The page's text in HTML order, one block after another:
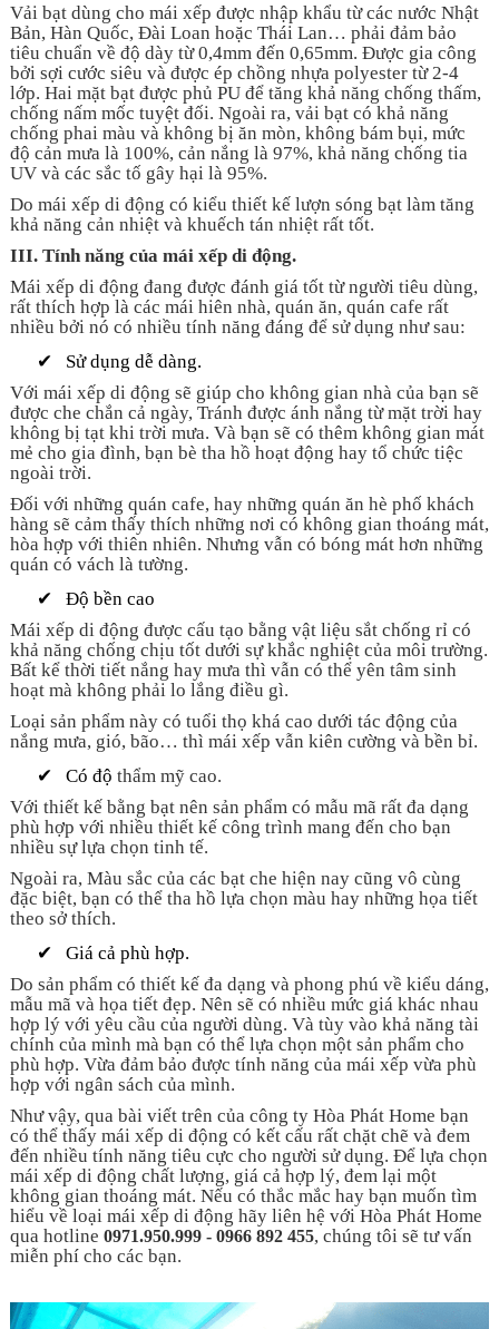
Vải bạt dùng cho mái xếp được nhập khẩu từ các nước Nhật
Bản, Hàn Quốc, Đài Loan hoặc Thái Lan… phải đảm bảo
tiêu chuẩn về độ dày từ 0,4mm đến 0,65mm. Được gia công
bởi sợi cước siêu và được ép chồng nhựa polyester từ 2-4
lớp. Hai mặt bạt được phủ PU để tăng khả năng chống thấm,
chống nấm mốc tuyệt đối. Ngoài ra, vải bạt có khả năng
chống phai màu và không bị ăn mòn, không bám bụi, mức
độ cản mưa là 100%, cản nắng là 97%, khả năng chống tia
UV và các sắc tố gây hại là 95%.
Do mái xếp di động có kiểu thiết kế lượn sóng bạt làm tăng
khả năng cản nhiệt và khuếch tán nhiệt rất tốt.
III. Tính năng của mái xếp di động.
Mái xếp di động đang được đánh giá tốt từ người tiêu dùng,
rất thích hợp là các mái hiên nhà, quán ăn, quán cafe rất
nhiều bởi nó có nhiều tính năng đáng để sử dụng như sau:
✔
Sử dụng dễ dàng.
Với mái xếp di động sẽ giúp cho không gian nhà của bạn sẽ
được che chắn cả ngày, Tránh được ánh nắng từ mặt trời hay
không bị tạt khi trời mưa. Và bạn sẽ có thêm không gian mát
mẻ cho gia đình, bạn bè tha hồ hoạt động hay tổ chức tiệc
ngoài trời.
Đối với những quán cafe, hay những quán ăn hè phố khách
hàng sẽ cảm thấy thích những nơi có không gian thoáng mát,
hòa hợp với thiên nhiên. Nhưng vẫn có bóng mát hơn những
quán có vách là tường.
✔
Độ bền cao
Mái xếp di động được cấu tạo bằng vật liệu sắt chống rỉ có
khả năng chống chịu tốt dưới sự khắc nghiệt của môi trường.
Bất kể thời tiết nắng hay mưa thì vẫn có thể yên tâm sinh
hoạt mà không phải lo lắng điều gì.
Loại sản phẩm này có tuổi thọ khá cao dưới tác động của
nắng mưa, gió, bão… thì mái xếp vẫn kiên cường và bền bỉ.
✔ Có độ thẩm mỹ cao.
Với thiết kế bằng bạt nên sản phẩm có mẫu mã rất đa dạng
phù hợp với nhiều thiết kế công trình mang đến cho bạn
nhiều sự lựa chọn tinh tế.
Ngoài ra, Màu sắc của các bạt che hiện nay cũng vô cùng
đặc biệt, bạn có thể tha hồ lựa chọn màu hay những họa tiết
theo sở thích.
✔
Giá cả phù hợp.
Do sản phẩm có thiết kế đa dạng và phong phú về kiểu dáng,
mẫu mã và họa tiết đẹp. Nên sẽ có nhiều mức giá khác nhau
hợp lý với yêu cầu của người dùng. Và tùy vào khả năng tài
chính của mình mà bạn có thể lựa chọn một sản phẩm cho
phù hợp. Vừa đảm bảo được tính năng của mái xếp vừa phù
hợp với ngân sách của mình.
Như vậy, qua bài viết trên của công ty Hòa Phát Home bạn
có thể thấy mái xếp di động có kết cấu rất chặt chẽ và đem
đến nhiều tính năng tiêu cực cho người sử dụng. Để lựa chọn
mái xếp di động chất lượng, giá cả hợp lý, đem lại một
không gian thoáng mát. Nếu có thắc mắc hay bạn muốn tìm
hiểu về loại mái xếp di động hãy liên hệ với Hòa Phát Home
qua hotline 0971.950.999 - 0966 892 455, chúng tôi sẽ tư vấn
miễn phí cho các bạn.